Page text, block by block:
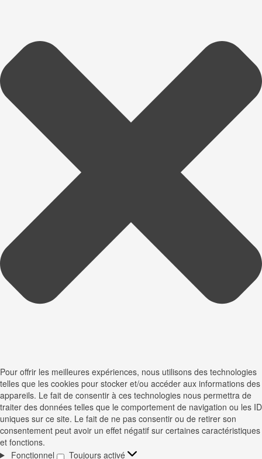
Pour offrir les meilleures expériences, nous utilisons des technologies
telles que les cookies pour stocker et/ou accéder aux informations des
appareils. Le fait de consentir à ces technologies nous permettra de
traiter des données telles que le comportement de navigation ou les ID
uniques sur ce site. Le fait de ne pas consentir ou de retirer son
consentement peut avoir un effet négatif sur certaines caractéristiques
et fonctions.
Fonctionnel
Toujours activé